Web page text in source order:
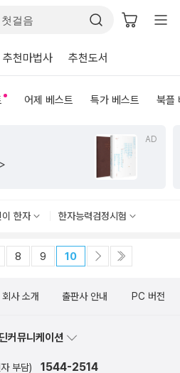
추천마법사 추천도서
어제 베스트 특가 베스트 북플
AD
이 한자 한자능력검정시험
8 9 10
회사 소개 출판사 안내 PC 버전
커뮤니케이션
부담) 1544-2514